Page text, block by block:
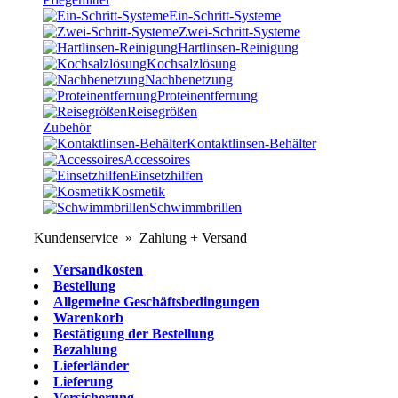
Ein-Schritt-Systeme
Zwei-Schritt-Systeme
Hartlinsen-Reinigung
Kochsalzlösung
Nachbenetzung
Proteinentfernung
Reisegrößen
Zubehör
Kontaktlinsen-Behälter
Accessoires
Einsetzhilfen
Kosmetik
Schwimmbrillen
Kundenservice » Zahlung + Versand
Versandkosten
Bestellung
Allgemeine Geschäftsbedingungen
Warenkorb
Bestätigung der Bestellung
Bezahlung
Lieferländer
Lieferung